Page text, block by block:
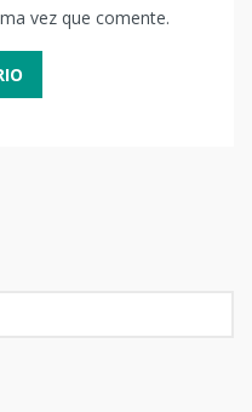
vez que comente.